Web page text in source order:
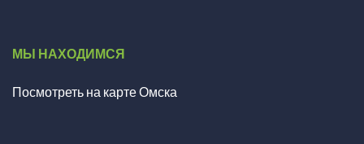
МЫ НАХОДИМСЯ
Посмотреть на карте Омска